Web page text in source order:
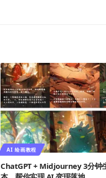
AI 绘画教程
ChatGPT + Midjourney 3分钟